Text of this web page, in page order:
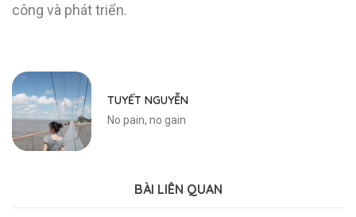
công và phát triển.
TUYẾT NGUYỄN
No pain, no gain
BÀI LIÊN QUAN